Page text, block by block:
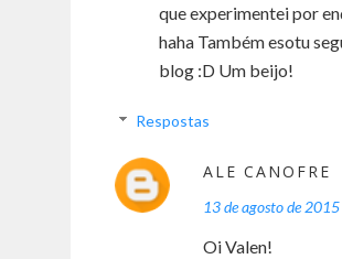
que experimentei por
haha Também esotu
blog :D Um beijo!
Respostas
ALE CANOFRE
13 de agosto de
Oi Valen!